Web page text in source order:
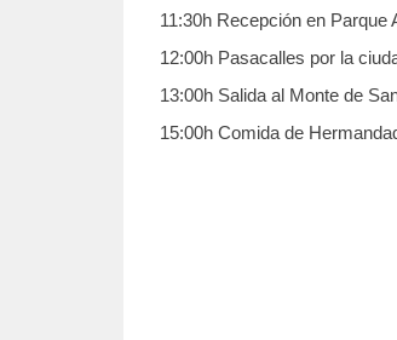
11:30h Recepción en Parque
12:00h Pasacalles por la
13:00h Salida al Monte de
15:00h Comida de